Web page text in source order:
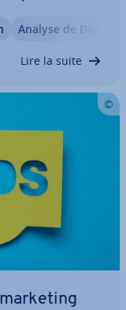
in­di­ca­teurs
Analyse de Données
Lire la suite